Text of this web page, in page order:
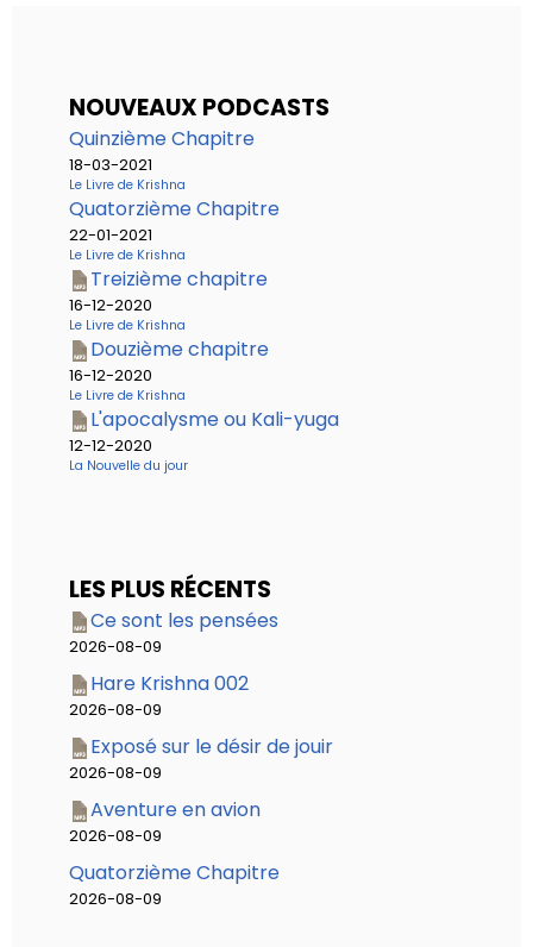
NOUVEAUX PODCASTS
Quinzième Chapitre
18-03-2021
Le Livre de Krishna
Quatorzième Chapitre
22-01-2021
Le Livre de Krishna
Treizième chapitre
16-12-2020
Le Livre de Krishna
Douzième chapitre
16-12-2020
Le Livre de Krishna
L'apocalysme ou Kali-yuga
12-12-2020
La Nouvelle du jour
LES PLUS RÉCENTS
Ce sont les pensées
2026-08-09
Hare Krishna 002
2026-08-09
Exposé sur le désir de jouir
2026-08-09
Aventure en avion
2026-08-09
Quatorzième Chapitre
2026-08-09